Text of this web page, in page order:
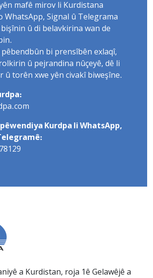
mafê mirov li Kurdistana
WhatsApp, Signal û Telegrama
û di belavkirina wan de
bi prensîbên exlaqî,
û pejrandina nûçeyê, dê li
û torên xwe yên civakî biweşîne.
Kurdpa li WhatsApp,
a Kurdistan, roja 1ê Gelawêjê a